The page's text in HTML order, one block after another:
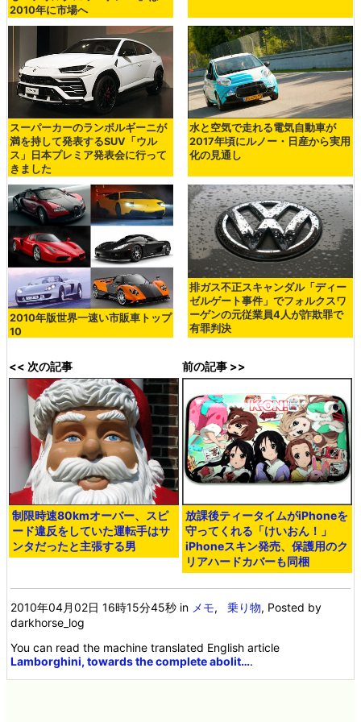
2010年に市場へ
スーパーカーのランボルギーニが
満を持して発表するSUV「ウル
ス」日本プレミア発表会に行って
きました
水と空気で走れる電気自動車が
2017年頃にルノー・日産から実用
化の見通し
2010年版世界一速い市販車トップ
10
排ガス不正スキャンダル「ディー
ゼルゲート事件」でフォルクスワ
ーゲンの元従業員4人が詐欺罪で
有罪判決
<< 次の記事
制限時速80kmオーバー、スピ
ード違反をしていた運転手はサ
ンタだったと主張する男
前の記事 >>
放課後ティータイムがiPhoneを
守ってくれる「けいおん！」
iPhoneスキン発売、保護用のク
リアハードカバーも同梱
2010年04月02日 16時15分45秒 in メモ,乗り物, Posted by
darkhorse_log
You can read the machine translated English article
Lamborghini, towards the complete abolit….